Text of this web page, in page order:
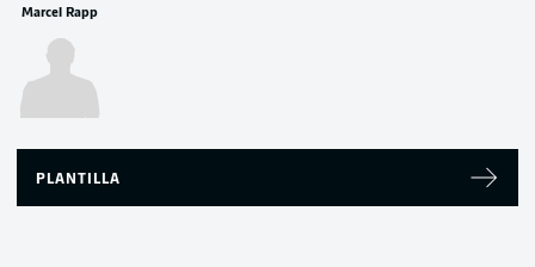
Marcel Rapp
PLANTILLA